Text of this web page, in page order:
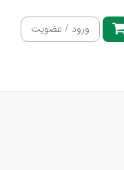
ورود / عضویت